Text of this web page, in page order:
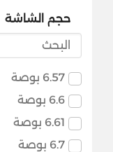
حجم الشاشة
6.57 بوصة
6.6 بوصة
6.61 بوصة
6.7 بوصة